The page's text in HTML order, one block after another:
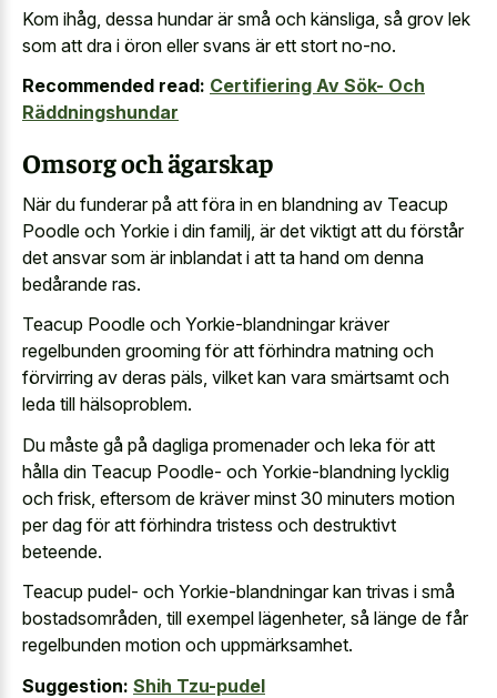
Kom ihåg, dessa hundar är små och känsliga, så grov lek
som att dra i öron eller svans är ett stort no-no.
Recommended read: Certifiering Av Sök- Och
Räddningshundar
Omsorg och ägarskap
När du funderar på att föra in en blandning av Teacup
Poodle och Yorkie i din familj, är det viktigt att du förstår
det ansvar som är inblandat i att ta hand om denna
bedårande ras.
Teacup Poodle och Yorkie-blandningar kräver
regelbunden grooming för att förhindra matning och
förvirring av deras päls, vilket kan vara smärtsamt och
leda till hälsoproblem.
Du måste gå på dagliga promenader och leka för att
hålla din Teacup Poodle- och Yorkie-blandning lycklig
och frisk, eftersom de kräver minst 30 minuters motion
per dag för att förhindra tristess och destruktivt
beteende.
Teacup pudel- och Yorkie-blandningar kan trivas i små
bostadsområden, till exempel lägenheter, så länge de får
regelbunden motion och uppmärksamhet.
Suggestion: Shih Tzu-pudel